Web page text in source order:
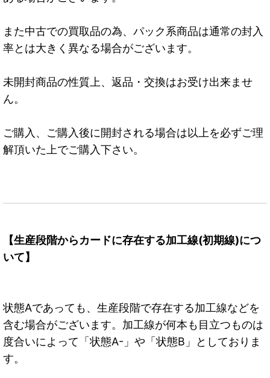
また中古での買取品の為、パック系商品は通常の封入
率とは大きく異なる場合がございます。
未開封商品の性質上、返品・交換はお受け出来ませ
ん。
ご購入、ご購入後に開封される場合は以上を必ずご理
解頂いた上でご購入下さい。
【生産段階からカードに存在する加工線(初期線)につ
いて】
状態Aであっても、生産段階で存在する加工線などを
含む場合がございます。加工線が何本も目立つものは
度合いによって「状態A-」や「状態B」としておりま
す。